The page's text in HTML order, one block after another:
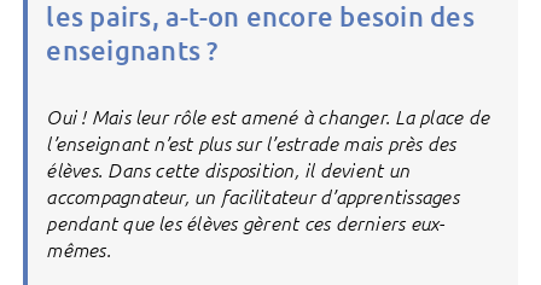
les pairs, a-t-on encore besoin des
enseignants ?
Oui ! Mais leur rôle est amené à changer. La place de
l’enseignant n’est plus sur l’estrade mais près des
élèves. Dans cette disposition, il devient un
accompagnateur, un facilitateur d’apprentissages
pendant que les élèves gèrent ces derniers eux-
mêmes.